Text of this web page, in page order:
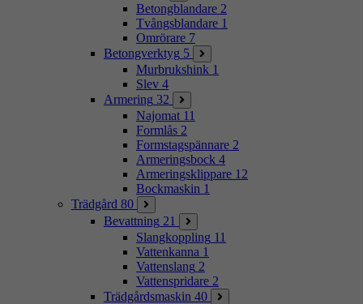
Betongblandare 2
Tvångsblandare 1
Omrörare 7
Betongverktyg 5
Murbrukshink 1
Slev 4
Armering 32
Najomat 11
Formlås 2
Formstagspännare 2
Armeringsbock 4
Armeringsklippare 12
Bockmaskin 1
Trädgård 80
Bevattning 21
Slangkoppling 11
Vattenkanna 1
Vattenslang 2
Vattenspridare 2
Trädgårdsmaskin 40